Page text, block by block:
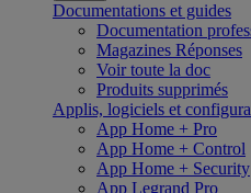
Documentations et guides
Documentation
Magazines Réponses
Voir toute la doc
Produits supprimés
Applis, logiciels et
App Home + Pro
App Home + Control
App Home + Security
App Legrand Pro